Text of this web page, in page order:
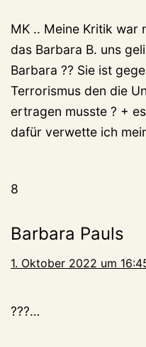
MK .. Meine Kritik war
das Barbara B. uns
Barbara ?? Sie ist
Terrorismus den die
ertragen musste ? +
dafür verwette ich
8
Barbara Pauls
1. Oktober 2022 um
???…